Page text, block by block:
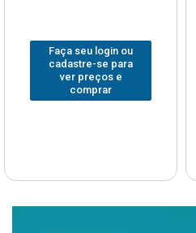
Faça seu login ou
cadastre-se para
ver preços e
comprar